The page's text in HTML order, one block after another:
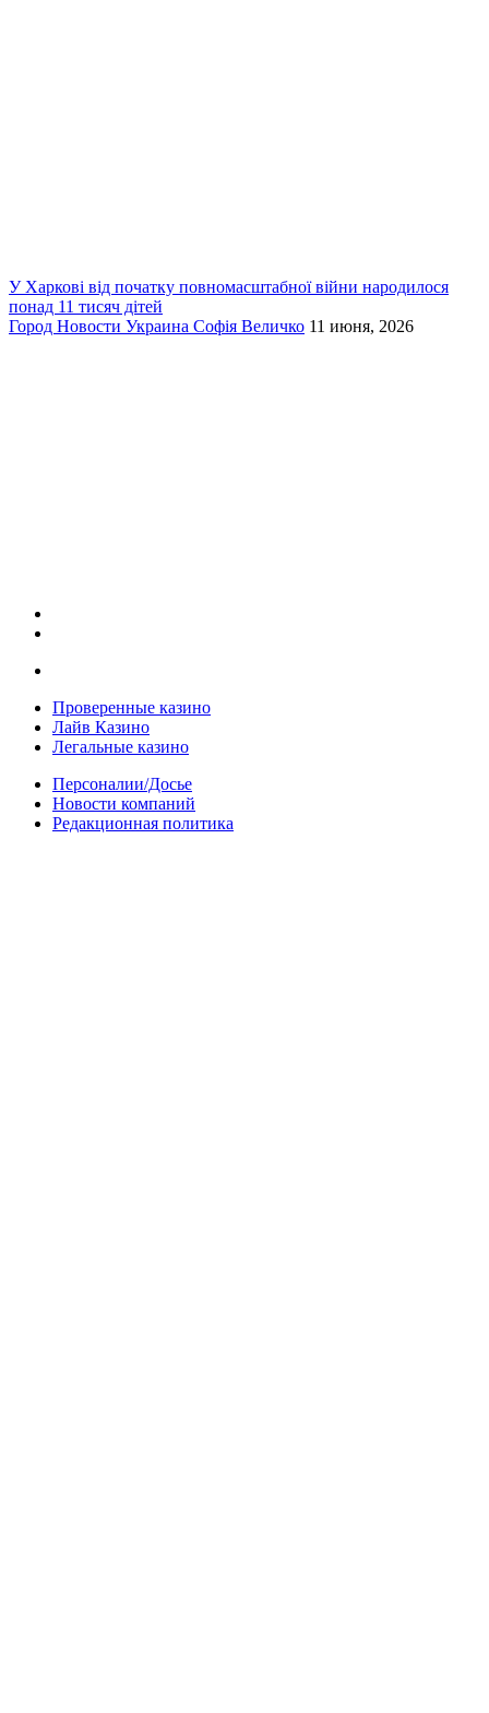
У Харкові від початку повномасштабної війни народилося
понад 11 тисяч дітей
Город Новости Украина Софія Величко 11 июня, 2026
Проверенные казино
Лайв Казино
Легальные казино
Персоналии/Досье
Новости компаний
Редакционная политика